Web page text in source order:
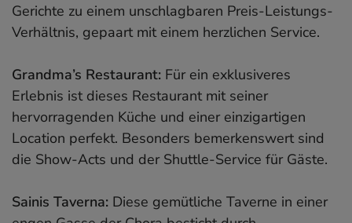
Gerichte zu einem unschlagbaren Preis-Leistungs-
Verhältnis, gepaart mit einem herzlichen Service.
Grandma’s Restaurant: Für ein exklusiveres
Erlebnis ist dieses Restaurant mit seiner
hervorragenden Küche und einer einzigartigen
Location perfekt. Besonders bemerkenswert sind
die Show-Acts und der Shuttle-Service für Gäste.
Sainis Taverna: Diese gemütliche Taverne in einer